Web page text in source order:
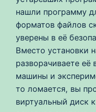
нашли программу
форматов файлов
уверены в её
Вместо установки
разворачиваете её
машины и
то ломается, вы
виртуальный диск